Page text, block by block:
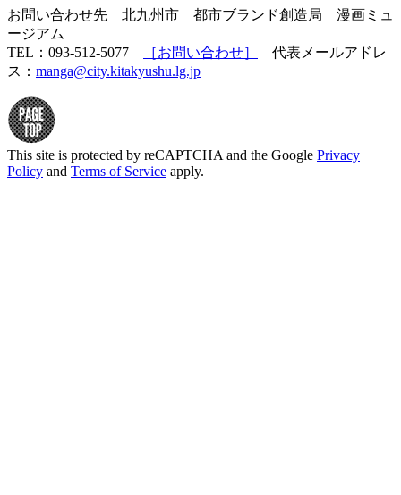
お問い合わせ先 北九州市 都市ブランド創造局 漫画ミュ
ージアム
TEL：093-512-5077
［お問い合わせ］
代表メールアドレ
ス： manga@city.kitakyushu.lg.jp
This site is protected by reCAPTCHA and the Google Privacy
Policy and Terms of Service apply.